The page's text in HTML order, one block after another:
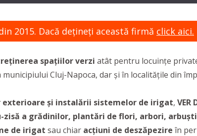
2015. Dacă dețineți această firmă click aici.
spațiilor verzi atât pentru locuințe
Cluj-Napoca, dar și în localitățile din
și instalării sistemelor de irigat, VER
zisă a grădinilor, plantări de flori, arbori, arbuști
de irigat sau chiar acțiuni de deszăpezire în